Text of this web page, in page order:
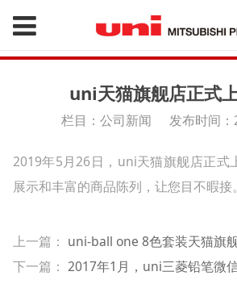
uni天猫旗舰店正式上
栏目：公司新闻 发布时间
2019年5月26日，uni天猫旗舰店正式
展示和丰富的商品陈列，让您目不暇接。
上一篇： uni-ball one 8色套装天猫旗舰
下一篇： 2017年1月，uni三菱铅笔微